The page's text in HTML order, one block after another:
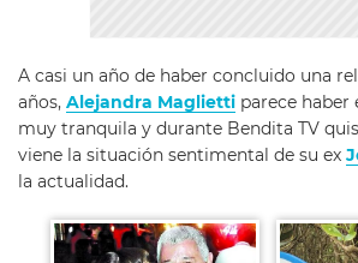
A casi un año de haber concluido una
años, Alejandra Maglietti parece haber
muy tranquila y durante Bendita TV
viene la situación sentimental de su ex
la actualidad.